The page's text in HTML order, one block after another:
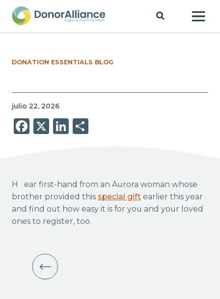
DONATION ESSENTIALS BLOG
julio 22, 2026
Facebook
X LinkedIn
Share
Hear first-hand from an Aurora woman whose
brother provided this special giftearlier this year
and find out how easy it is for you and your loved
ones to register, too.